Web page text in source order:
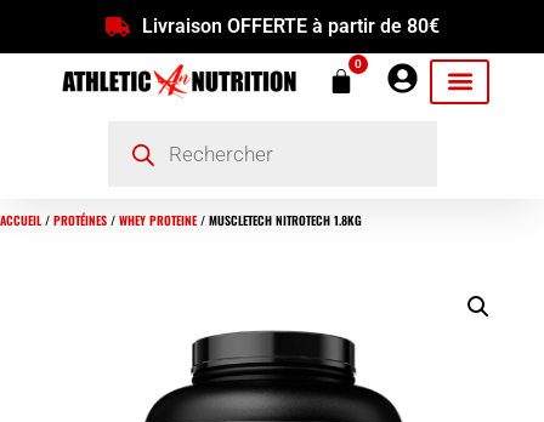
Livraison OFFERTE à partir de 80€
0
ACCUEIL/ PROTÉINES / WHEY PROTEINE/ MUSCLETECH NITROTECH 1.8KG